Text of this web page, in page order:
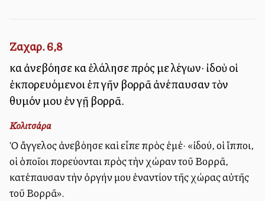
Ζαχαρ. 6,8
καὶ ἀνεβόησε καὶ ἐλάλησε πρός με λέγων· ἰδοὺ οἱ
ἐκπορευόμενοι ἐπὶ γῆν βορρᾶ ἀνέπαυσαν τὸν
θυμόν μου ἐν γῇ βορρᾶ.
Κολιτσάρα
Ὁ ἄγγελος ἀνεβόησε καὶ εἶπε πρὸς ἐμέ· «ἰδού, οἱ ἵπποι,
οἱ ὁποῖοι πορεύονται πρὸς τὴν χώραν τοῦ Βορρᾶ,
κατέπαυσαν τὴν ὀργήν μου ἐναντίον τῆς χώρας αὐτῆς
τοῦ Βορρᾶ».